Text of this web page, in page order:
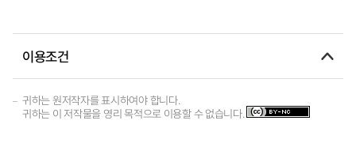
이용조건
귀하는 원저작자를 표시하여야 합니다.
귀하는 이 저작물을 영리 목적으로 이용할 수 없습니다.